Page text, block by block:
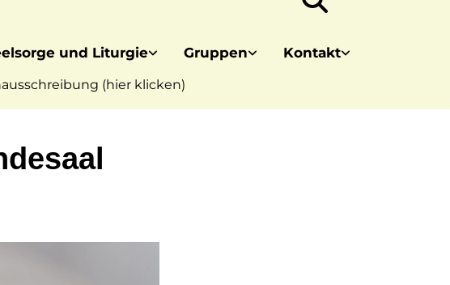
und Liturgie Gruppen Kontakt
(hier klicken)